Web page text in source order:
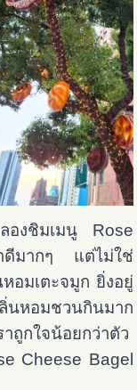
งชิมเมนู Rose
มากๆ แต่ไม่ใช่
อมเตะจมูก ยิ่งอยู่
นหอมชวนกินมาก
จน้อยกว่าตัว
Cheese Bagel